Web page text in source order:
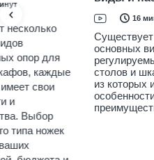
Современное и надежное
решение для размещения
кухонной напольной
мебели – цокольные
опоры. Цилиндрические
изделия, состоящие из
двух частей с...